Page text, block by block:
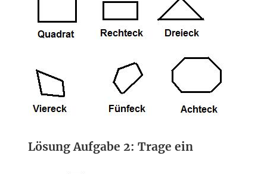
Lösung Aufgabe 2: Trage ein